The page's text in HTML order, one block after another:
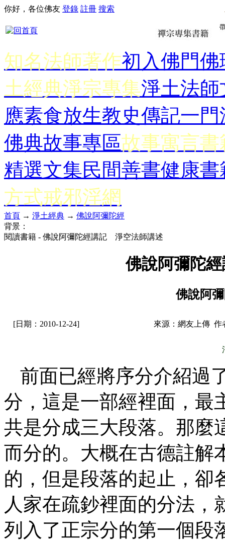
你好，各位佛友 登錄 註冊 搜索
知名法師著作初入佛門佛
土經典淨宗專集淨土法師
應素食放生教史傳記一門
佛典故事專區故事寓言書
精選文集民間善書健康書
方式戒邪淫網
首頁 → 淨土經典 → 佛說阿彌陀經
背景：
閱讀書籍 - 佛說阿彌陀經講記 淨空法師講述
佛說阿彌陀
佛說阿
[日期：2010-12-24] 來源：網友上傳 作
前面已經將序分介紹過
分，這是一部經裡面，最
共是分成三大段落。那麼
而分的。大概在古德註解
的，但是段落的起止，卻
人家在疏鈔裡面的分法，
列入了正宗分的第一個段